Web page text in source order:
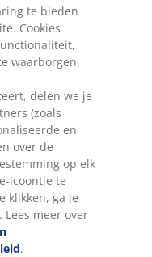
JYSK-winkel
naar keuze
te bieden
Cookies
waarborgen.
delen we je
(zoals
en
over de
op elk
icoontje te
klikken, ga je
meer over
.